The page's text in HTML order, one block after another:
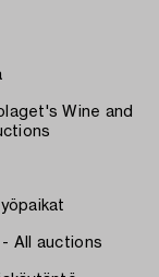
Wine and
- All auctions